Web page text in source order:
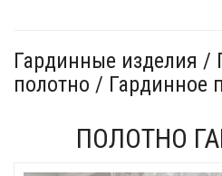
Гардинные изделия /
полотно / Гардинное
ПОЛОТНО